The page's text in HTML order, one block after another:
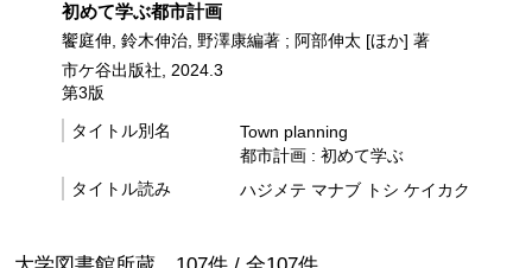
初めて学ぶ都市計画
饗庭伸, 鈴木伸治, 野澤康編著 ; 阿部伸太 [ほか] 著
市ケ谷出版社, 2024.3
第3版
タイトル別名
Town planning
都市計画 : 初めて学ぶ
タイトル読み
ハジメテ マナブ トシ ケイカク